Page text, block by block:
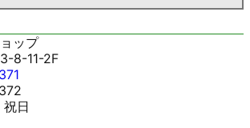
ップ
8-11-2F
日